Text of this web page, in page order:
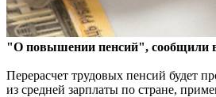
"О повышении пенсий", сообщили в
Перерасчет трудовых пенсий будет
из средней зарплаты по стране,